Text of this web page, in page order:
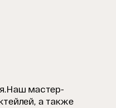
Наш мастер-
а также